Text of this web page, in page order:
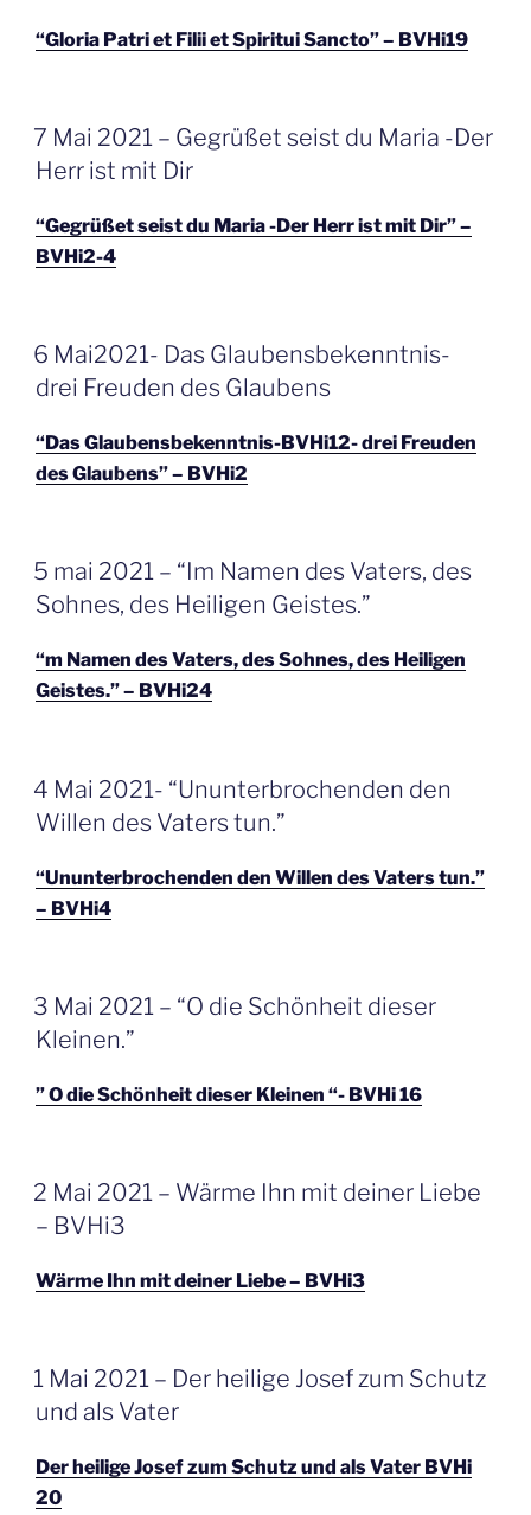
“Gloria Patri et Filii et Spiritui Sancto” – BVHi19
GEPLAATST
OP
7 Mai 2021 – Gegrüßet seist du Maria -Der
Herr ist mit Dir
“Gegrüßet seist du Maria -Der Herr ist mit Dir” –
BVHi2-4
GEPLAATST
OP
6 Mai2021- Das Glaubensbekenntnis-
drei Freuden des Glaubens
“Das Glaubensbekenntnis-BVHi12- drei Freuden
des Glaubens” – BVHi2
GEPLAATST
OP
5 mai 2021 – “Im Namen des Vaters, des
Sohnes, des Heiligen Geistes.”
“m Namen des Vaters, des Sohnes, des Heiligen
Geistes.” – BVHi24
GEPLAATST
OP
4 Mai 2021- “Ununterbrochenden den
Willen des Vaters tun.”
“Ununterbrochenden den Willen des Vaters tun.”
– BVHi4
GEPLAATST
OP
3 Mai 2021 – “O die Schönheit dieser
Kleinen.”
” O die Schönheit dieser Kleinen “- BVHi 16
GEPLAATST
OP
2 Mai 2021 – Wärme Ihn mit deiner Liebe
– BVHi3
Wärme Ihn mit deiner Liebe – BVHi3
GEPLAATST
OP
1 Mai 2021 – Der heilige Josef zum Schutz
und als Vater
Der heilige Josef zum Schutz und als Vater BVHi
20